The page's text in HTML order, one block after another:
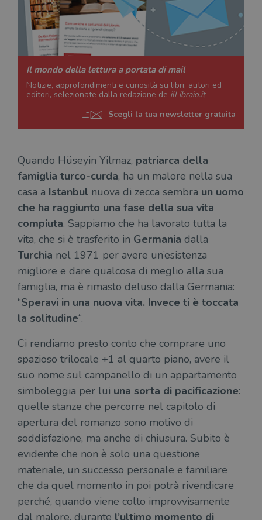
Il mondo della lettura a portata di mail
Notizie, approfondimenti e curiosità su libri, autori ed
editori, selezionate dalla redazione de ilLibraio.it
Scegli la tua newsletter gratuita
Quando Hüseyin Yilmaz, patriarca della
famiglia turco-curda, ha un malore nella sua
casa a Istanbul nuova di zecca sembra un uomo
che ha raggiunto una fase della sua vita
compiuta. Sappiamo che ha lavorato tutta la
vita, che si è trasferito in Germania dalla
Turchia nel 1971 per avere un’esistenza
migliore e dare qualcosa di meglio alla sua
famiglia, ma è rimasto deluso dalla Germania:
“Speravi in una nuova vita. Invece ti è toccata
la solitudine“.
Ci rendiamo presto conto che comprare uno
spazioso trilocale +1 al quarto piano, avere il
suo nome sul campanello di un appartamento
simboleggia per lui una sorta di pacificazione:
quelle stanze che percorre nel capitolo di
apertura del romanzo sono motivo di
soddisfazione, ma anche di chiusura. Subito è
evidente che non è solo una questione
materiale, un successo personale e familiare
che da quel momento in poi potrà rivendicare
perché, quando viene colto improvvisamente